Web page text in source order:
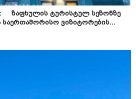
ზაფხულის ტურისტულ სეზონზე
ვიზიტორების...